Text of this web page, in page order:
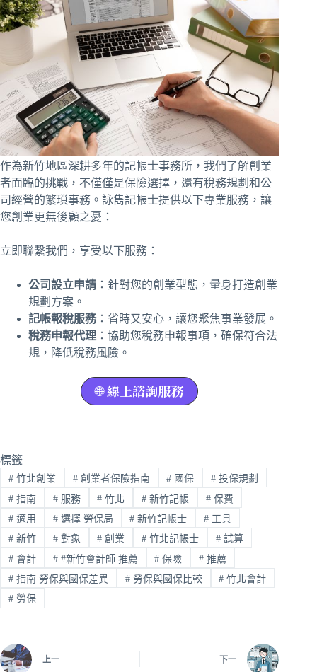
作為新竹地區深耕多年的記帳士事務所，我們了解創業
者面臨的挑戰，不僅僅是保險選擇，還有稅務規劃和公
司經營的繁瑣事務。詠雋記帳士提供以下專業服務，讓
您創業更無後顧之憂：
立即聯繫我們，享受以下服務：
公司設立申請 ：針對您的創業型態，量身打造創業
規劃方案。
記帳報稅服務 ：省時又安心，讓您聚焦事業發展。
稅務申報代理 ：協助您稅務申報事項，確保符合法
規，降低稅務風險。
🌐線上諮詢服務
標籤
#竹北創業 #創業者保險指南 # 國保 # 投保規劃
#指南 #服務 # 竹北 # 新竹記帳 # 保費
#適用 #選擇 勞保局 # 新竹記帳士 # 工具
#新竹 #對象 # 創業 # 竹北記帳士 # 試算
#會計 ##新竹會計師 推薦 # 保險 # 推薦
#指南 勞保與國保差異 #勞保與國保比較 # 竹北會計
#勞保
上一 下一